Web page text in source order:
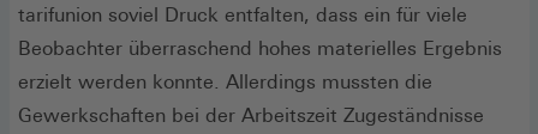
tarifunion soviel Druck entfalten, dass ein für viele
Beobachter überraschend hohes materielles Ergebnis
erzielt werden konnte. Allerdings mussten die
Gewerkschaften bei der Arbeitszeit Zugeständnisse